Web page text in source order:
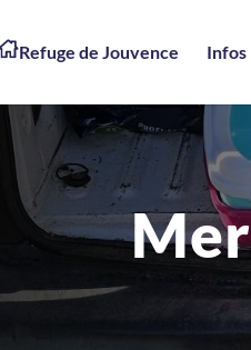
Refuge de Jouvence Infos